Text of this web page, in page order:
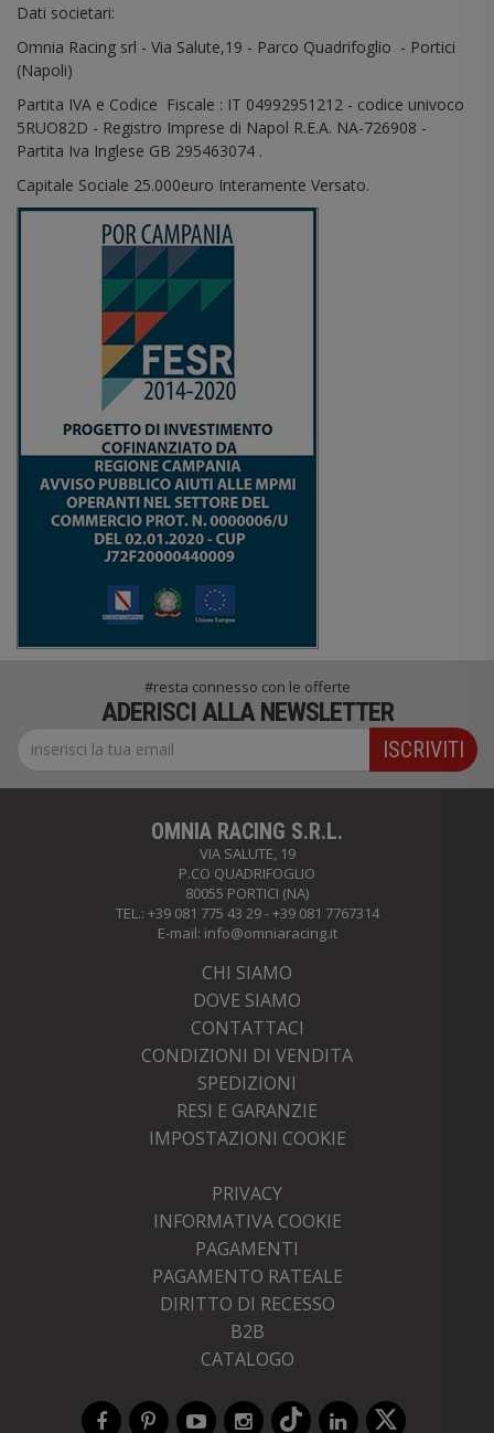
Dati societari:
Omnia Racing srl - Via Salute,19 - Parco Quadrifoglio - Portici
(Napoli)
Partita IVA e Codice Fiscale : IT 04992951212 - codice univoco
5RUO82D - Registro Imprese di Napol R.E.A. NA-726908 -
Partita Iva Inglese GB 295463074 .
Capitale Sociale 25.000euro Interamente Versato.
#resta connesso con le offerte
ADERISCI ALLA NEWSLETTER
ISCRIVITI
OMNIA RACING S.R.L.
VIA SALUTE, 19
P.CO QUADRIFOGLIO
80055 PORTICI (NA)
TEL.: +39 081 775 43 29 - +39 081 7767314
E-mail: info@omniaracing.it
CHI SIAMO
DOVE SIAMO
CONTATTACI
CONDIZIONI DI VENDITA
SPEDIZIONI
RESI E GARANZIE
IMPOSTAZIONI COOKIE
PRIVACY
INFORMATIVA COOKIE
PAGAMENTI
PAGAMENTO RATEALE
DIRITTO DI RECESSO
B2B
CATALOGO